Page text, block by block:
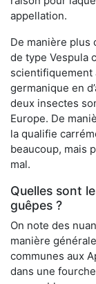
appellation.
De manière plus
de type Vespula
scientifiquement
germanique en
deux insectes
Europe. De
la qualifie
beaucoup, mais
mal.
Quelles sont
guêpes ?
On note des
manière
communes aux
dans une